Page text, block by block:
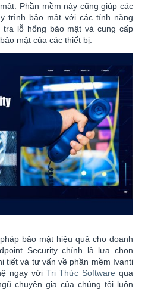
Phần mềm này cũng giúp các
trình bảo mật với các tính năng
lỗ hổng bảo mật và cung cấp
mật của các thiết bị.
bảo mật hiệu quả cho doanh
Security chính là lựa chọn
tiết và tư vấn về phần mềm Ivanti
ngay với Tri Thức Software qua
chuyên gia của chúng tôi luôn